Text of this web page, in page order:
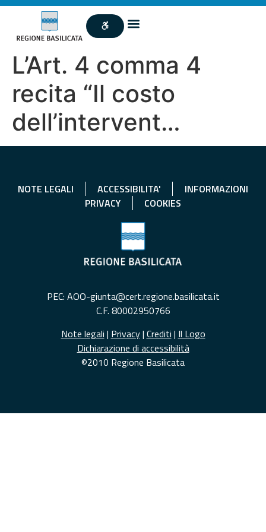
L’Art. 4 comma 4
recita “Il costo
dell’intervent…
NOTE LEGALI ACCESSIBILITA'
INFORMAZIONI
PRIVACY
COOKIES
PEC: AOO-giunta@cert.regione.basilicata.it
C.F. 80002950766
Note legali | Privacy| Crediti | Il Logo
Dichiarazione di accessibilità
©2010 Regione Basilicata